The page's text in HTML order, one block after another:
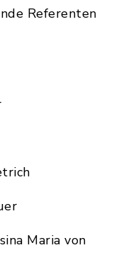
Referenten
Maria von